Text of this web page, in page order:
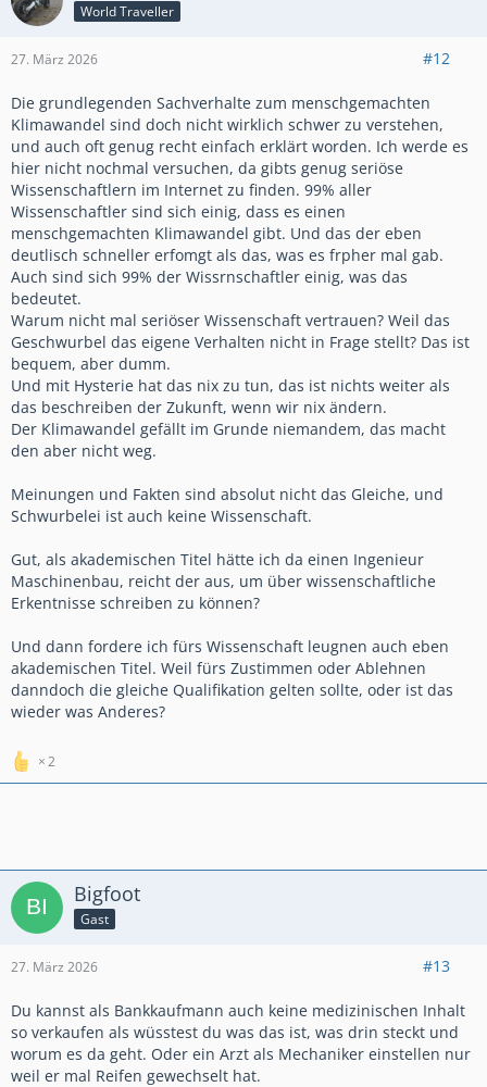
World Traveller
27. März 2026 #12
Die grundlegenden Sachverhalte zum menschgemachten
Klimawandel sind doch nicht wirklich schwer zu verstehen,
und auch oft genug recht einfach erklärt worden. Ich werde es
hier nicht nochmal versuchen, da gibts genug seriöse
Wissenschaftlern im Internet zu finden. 99% aller
Wissenschaftler sind sich einig, dass es einen
menschgemachten Klimawandel gibt. Und das der eben
deutlisch schneller erfomgt als das, was es frpher mal gab.
Auch sind sich 99% der Wissrnschaftler einig, was das
bedeutet.
Warum nicht mal seriöser Wissenschaft vertrauen? Weil das
Geschwurbel das eigene Verhalten nicht in Frage stellt? Das ist
bequem, aber dumm.
Und mit Hysterie hat das nix zu tun, das ist nichts weiter als
das beschreiben der Zukunft, wenn wir nix ändern.
Der Klimawandel gefällt im Grunde niemandem, das macht
den aber nicht weg.
Meinungen und Fakten sind absolut nicht das Gleiche, und
Schwurbelei ist auch keine Wissenschaft.
Gut, als akademischen Titel hätte ich da einen Ingenieur
Maschinenbau, reicht der aus, um über wissenschaftliche
Erkentnisse schreiben zu können?
Und dann fordere ich fürs Wissenschaft leugnen auch eben
akademischen Titel. Weil fürs Zustimmen oder Ablehnen
danndoch die gleiche Qualifikation gelten sollte, oder ist das
wieder was Anderes?
2
Bigfoot
Gast
27. März 2026 #13
Du kannst als Bankkaufmann auch keine medizinischen Inhalt
so verkaufen als wüsstest du was das ist, was drin steckt und
worum es da geht. Oder ein Arzt als Mechaniker einstellen nur
weil er mal Reifen gewechselt hat.